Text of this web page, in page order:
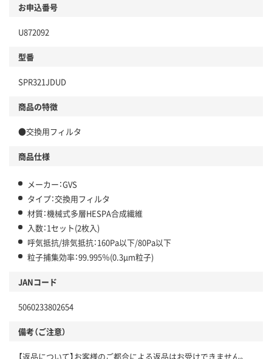
お申込番号
U872092
型番
SPR321JDUD
商品の特徴
●交換用フィルタ
商品仕様
メーカー：GVS
タイプ：交換用フィルタ
材質：機械式多層HESPA合成繊維
入数：1セット(2枚入)
呼気抵抗/排気抵抗：160Pa以下/80Pa以下
粒子捕集効率：99.995％(0.3μm粒子)
JANコード
5060233802654
備考（ご注意）
【返品について】お客様のご都合による返品はお受けできません。